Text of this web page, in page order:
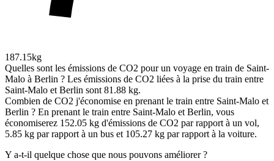
187.15kg
Quelles sont les émissions de CO2 pour un voyage en train de Saint-
Malo à Berlin ? Les émissions de CO2 liées à la prise du train entre
Saint-Malo et Berlin sont 81.88 kg.
Combien de CO2 j'économise en prenant le train entre Saint-Malo et
Berlin ? En prenant le train entre Saint-Malo et Berlin, vous
économiserez 152.05 kg d'émissions de CO2 par rapport à un vol,
5.85 kg par rapport à un bus et 105.27 kg par rapport à la voiture.
Y a-t-il quelque chose que nous pouvons améliorer ?